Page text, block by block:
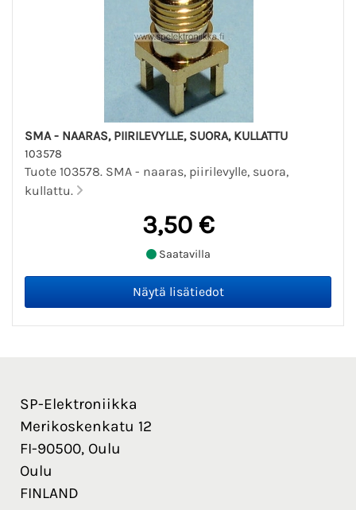
SMA - NAARAS, PIIRILEVYLLE, SUORA, KULLATTU
103578
Tuote 103578. SMA - naaras, piirilevylle, suora,
kullattu.
3,50 €
Saatavilla
SP-Elektroniikka
Merikoskenkatu 12
FI-90500, Oulu
Oulu
FINLAND